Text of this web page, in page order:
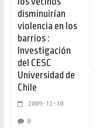
disminuirían
violencia en los
barrios :
Investigación
del CESC
Universidad de
Chile
2009-12-10
0